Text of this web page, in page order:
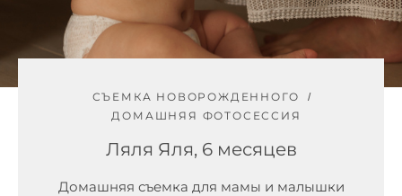
СЪЕМКА НОВОРОЖДЕННОГО
ДОМАШНЯЯ ФОТОСЕССИЯ
Ляля Яля, 6 месяцев
Домашняя съемка для мамы и малышки